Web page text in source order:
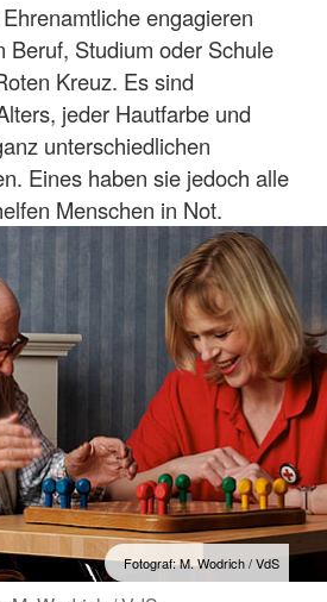
engagieren
Beruf, Studium oder Schule
Kreuz. Es sind
jeder Hautfarbe und
unterschiedlichen
Eines haben sie jedoch alle
Menschen in Not.
Fotograf: M. Wodrich / VdS